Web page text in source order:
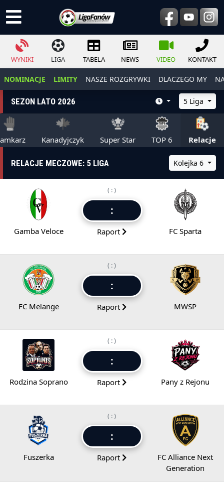
WYNIKI LIGA TABELA NEWS VIDEO KONTAKT
NOMINACJE LIMITY NASZE ROZGRYWKI DLACZEGO MY
SEZON LATO 2026 5 Liga
Kanadyjczyk Super Star TOP 6 Relacje
RELACJE MECZOWE: 5 LIGA Kolejka 6
Gamba Veloce
( : )
:
Raport FC Sparta
FC Melange
( : )
:
Raport MWSP
Rodzina Soprano
( : )
:
Raport Pany z Rejonu
Fuszerka
( : )
:
Raport
FC Alliance Next
Generation